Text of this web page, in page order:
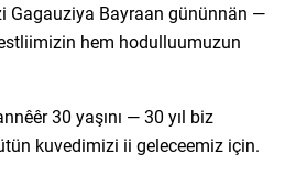
Gagauziya Bayraan gününnän —
hem hodulluumuzun
30 yaşını — 30 yıl biz
kuvedimizi ii geleceemiz için.